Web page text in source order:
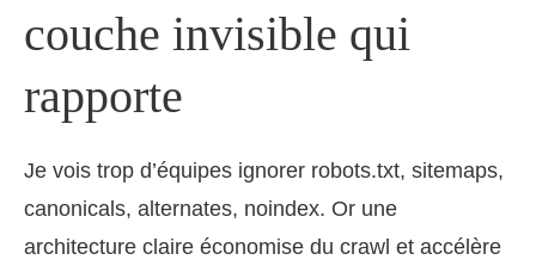
couche invisible qui
rapporte
Je vois trop d’équipes ignorer robots.txt, sitemaps,
canonicals, alternates, noindex. Or une
architecture claire économise du crawl et accélère